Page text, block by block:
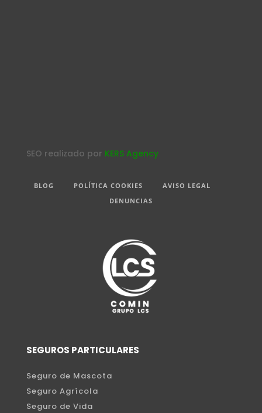
SEO realizado por KERS Agency
BLOG POLÍTICA COOKIES
AVISO LEGAL
DENUNCIAS
SEGUROS PARTICULARES
Seguro de Mascota
Seguro Agrícola
Seguro de Vida